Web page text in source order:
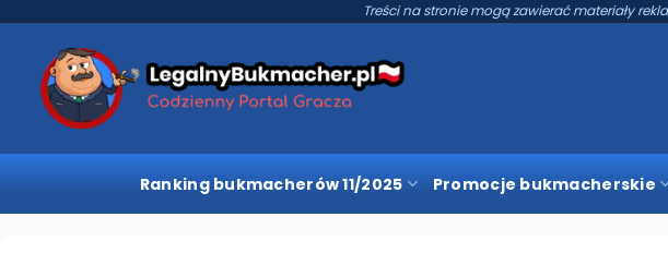
Treści na stronie mogą zawierać materiały
Ranking bukmacherów 11/2025 Promocje bukmacherskie